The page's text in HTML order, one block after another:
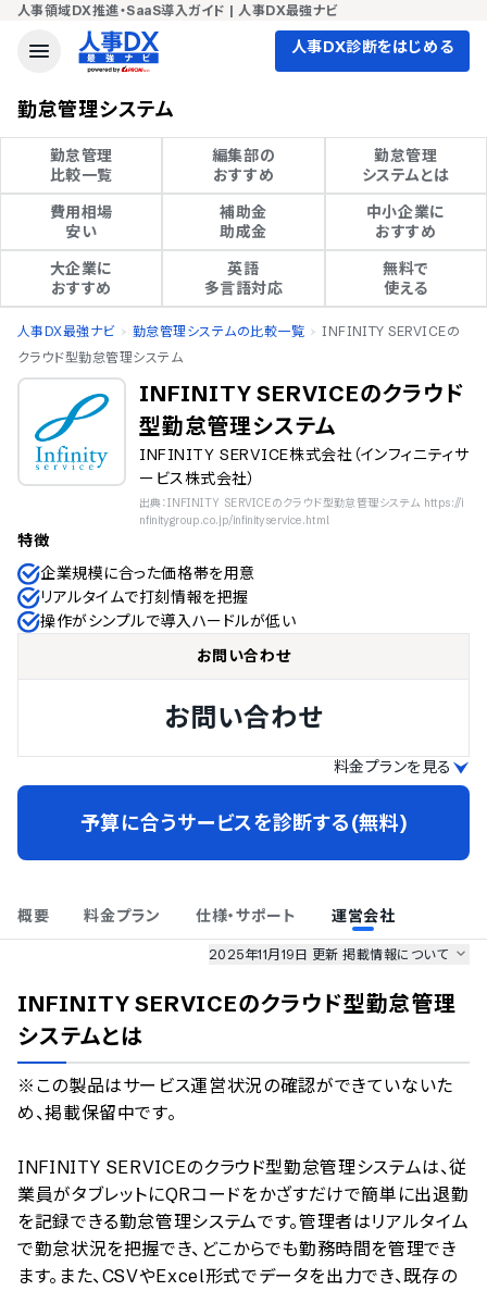
人事領域DX推進・SaaS導入ガイド | 人事DX最強ナビ
人事DX診断をはじめる
勤怠管理システム
勤怠管理
比較一覧
編集部の
おすすめ
勤怠管理
システムとは
費用相場
安い
補助金
助成金
中小企業に
おすすめ
大企業に
おすすめ
英語
多言語対応
無料で
使える
人事DX最強ナビ 勤怠管理システムの比較一覧
INFINITY SERVICEの
クラウド型勤怠管理システム
INFINITY SERVICEのクラウド
型勤怠管理システム
INFINITY SERVICE株式会社（インフィニティサ
ービス株式会社）
出典：INFINITY SERVICEのクラウド型勤怠管理システム https://i
nfinitygroup.co.jp/infinityservice.html
特徴
企業規模に合った価格帯を用意
リアルタイムで打刻情報を把握
操作がシンプルで導入ハードルが低い
お問い合わせ
お問い合わせ
料金プランを見る
予算に合うサービスを診断する(無料)
概要 料金プラン 仕様・サポート 運営会社
2025年11月19日 更新掲載情報について
のサービス情報は、一部PRONIアイミツSaaS
INFINITY SERVICEのクラウド型勤怠管理
システムとは
※この製品はサービス運営状況の確認ができていないた
め、掲載保留中です。
INFINITY SERVICEのクラウド型勤怠管理システムは、従
業員がタブレットにQRコードをかざすだけで簡単に出退勤
を記録できる勤怠管理システムです。管理者はリアルタイム
で勤怠状況を把握でき、どこからでも勤務時間を管理でき
ます。また、CSVやExcel形式でデータを出力でき、既存の